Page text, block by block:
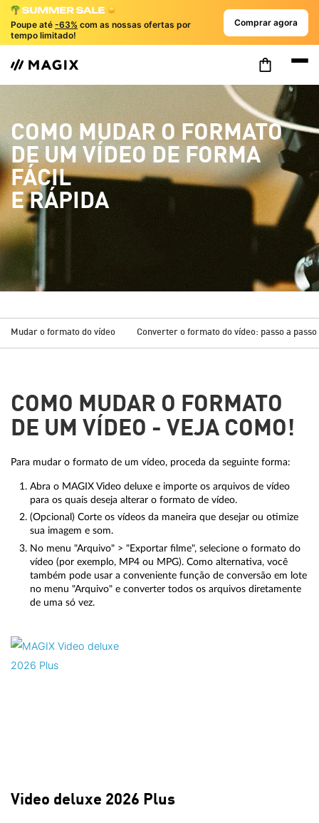
Poupe até -63% com as nossas ofertas por
tempo limitado!
Comprar agora
COMO MUDAR O FORMATO
DE UM VÍDEO DE FORMA
FÁCIL
E RÁPIDA
Mudar o formato do vídeo Converter o formato do vídeo: passo a passo
COMO MUDAR O FORMATO
DE UM VÍDEO - VEJA COMO!
Para mudar o formato de um vídeo, proceda da seguinte forma:
Abra o MAGIX Video deluxe e importe os arquivos de vídeo
para os quais deseja alterar o formato de vídeo.
(Opcional) Corte os vídeos da maneira que desejar ou otimize
sua imagem e som.
No menu "Arquivo" > "Exportar filme", ​​selecione o formato do
vídeo (por exemplo, MP4 ou MPG). Como alternativa, você
também pode usar a conveniente função de conversão em lote
no menu "Arquivo" e converter todos os arquivos diretamente
de uma só vez.
Video deluxe 2026 Plus